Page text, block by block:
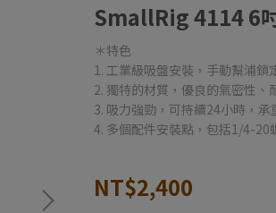
SmallRig 4114 6
＊特色
1. 工業級吸盤安裝，手動幫浦鎖
2. 獨特的材質，優良的氣密性
3. 吸力強勁，可持續24小時，承
4. 多個配件安裝點，包括1/4-
NT$2,400